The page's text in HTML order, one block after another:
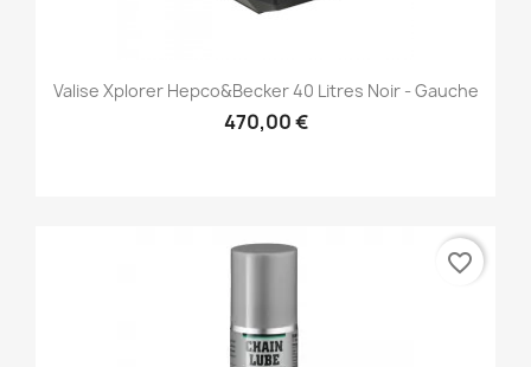
Valise Xplorer Hepco&Becker 40 Litres Noir - Gauche
470,00 €
favorite_border